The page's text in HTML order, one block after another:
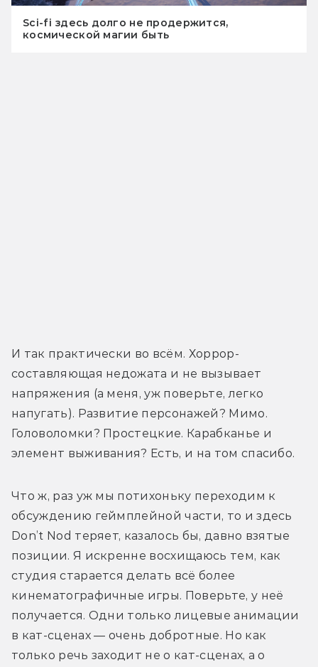
Sci-fi здесь долго не продержится,
космической магии быть
И так практически во всём. Хоррор-
составляющая недожата и не вызывает
напряжения (а меня, уж поверьте, легко
напугать). Развитие персонажей? Мимо.
Головоломки? Простецкие. Карабканье и
элемент выживания? Есть, и на том спасибо.
Что ж, раз уж мы потихоньку переходим к
обсуждению геймплейной части, то и здесь
Don’t Nod теряет, казалось бы, давно взятые
позиции. Я искренне восхищаюсь тем, как
студия старается делать всё более
кинематографичные игры. Поверьте, у неё
получается. Одни только лицевые анимации
в кат-сценах — очень добротные. Но как
только речь заходит не о кат-сценах, а о